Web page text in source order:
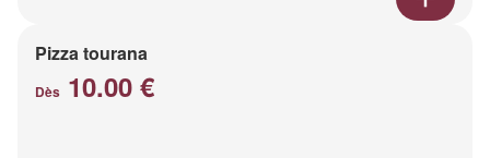
Pizza tourana
Dès 10.00 €